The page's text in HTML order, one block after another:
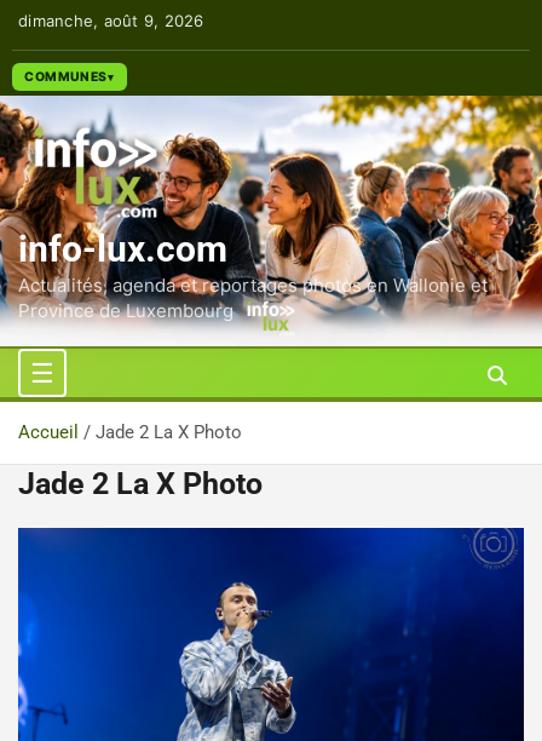
Aller
contenu
dimanche, août 9, 2026
COMMUNES
info-lux.com
Actualités, agenda et reportages photos en Wallonie et
Province de Luxembourg
Accueil Jade 2 La X Photo
Jade 2 La X Photo